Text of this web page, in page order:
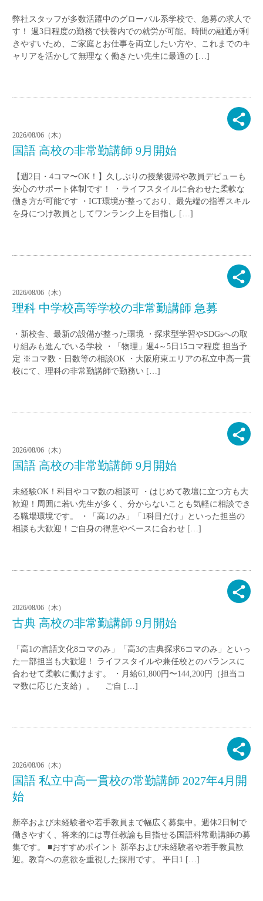
弊社スタッフが多数活躍中のグローバル系学校で、急募の求人で
す！ 週3日程度の勤務で扶養内での就労が可能。時間の融通が利
きやすいため、ご家庭とお仕事を両立したい方や、これまでのキ
ャリアを活かして無理なく働きたい先生に最適の […]
2026/08/06（木）
国語 高校の非常勤講師 9月開始
【週2日・4コマ〜OK！】久しぶりの授業復帰や教員デビューも
安心のサポート体制です！ ・ライフスタイルに合わせた柔軟な
働き方が可能です ・ICT環境が整っており、最先端の指導スキル
を身につけ教員としてワンランク上を目指し […]
2026/08/06（木）
理科 中学校高等学校の非常勤講師 急募
・新校舎、最新の設備が整った環境 ・探求型学習やSDGsへの取
り組みも進んでいる学校 ・「物理」週4～5日15コマ程度 担当予
定 ※コマ数・日数等の相談OK ・大阪府東エリアの私立中高一貫
校にて、理科の非常勤講師で勤務い […]
2026/08/06（木）
国語 高校の非常勤講師 9月開始
未経験OK！科目やコマ数の相談可 ・はじめて教壇に立つ方も大
歓迎！周囲に若い先生が多く、分からないことも気軽に相談でき
る職場環境です。 ・「高1のみ」「1科目だけ」といった担当の
相談も大歓迎！ご自身の得意やペースに合わせ […]
2026/08/06（木）
古典 高校の非常勤講師 9月開始
「高1の言語文化8コマのみ」「高3の古典探求6コマのみ」といっ
た一部担当も大歓迎！ ライフスタイルや兼任校とのバランスに
合わせて柔軟に働けます。 ・月給61,800円〜144,200円（担当コ
マ数に応じた支給）。 ご自 […]
2026/08/06（木）
国語 私立中高一貫校の常勤講師 2027年4月開
始
新卒および未経験者や若手教員まで幅広く募集中。週休2日制で
働きやすく、将来的には専任教諭も目指せる国語科常勤講師の募
集です。 ■おすすめポイント 新卒および未経験者や若手教員歓
迎。教育への意欲を重視した採用です。 平日1 […]